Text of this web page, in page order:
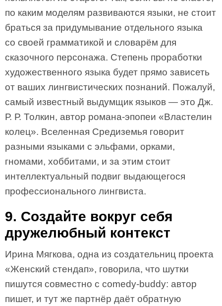
по каким моделям развиваются языки, не стоит
браться за придумывание отдельного языка
со своей грамматикой и словарём для
сказочного персонажа. Степень проработки
художественного языка будет прямо зависеть
от ваших лингвистических познаний. Пожалуй,
самый известный выдумщик языков — это Дж.
Р. Р. Толкин, автор романа-эпопеи «Властелин
колец». Вселенная Средиземья говорит
разными языками с эльфами, орками,
гномами, хоббитами, и за этим стоит
интеллектуальный подвиг выдающегося
профессионального лингвиста.
9. Создайте вокруг себя
дружелюбный контекст
Ирина Мягкова, одна из создательниц проекта
«Женский стендап», говорила, что шутки
пишутся совместно с comedy-buddy: автор
пишет, и тут же партнёр даёт обратную